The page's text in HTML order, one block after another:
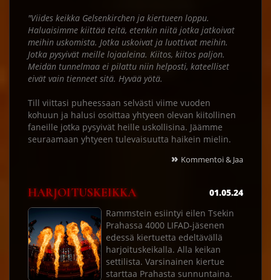
"Viides keikka Gelsenkirchen ja kiertueen loppu.
Haluaisimme kiittää teitä, etenkin niitä jotka jatkoivat
meihin uskomista. Jotka uskoivat ja luottivat meihin.
Jotka pysyivät meille lojaaleina. Kiitos, kiitos paljon.
Meidän tunnelmaa ei pilattu niin helposti, kateelliset
eivät vain tienneet sitä. Hyvää yötä.
Till viittasi puheessaan selvästi viime vuoden
kohuun ja halusi osoittaa yhtyeen olevan kiitollinen
faneille jotka pysyivät heille uskollisina. Jäämme
seuraamaan yhtyeen tulevaisuutta haikein mielin.
» Kommentoi & Jaa
HARJOITUSKEIKKA
01.05.24
Rammstein esiintyi eilen Tsekin
Prahassa 4000 LIFAD-jäsenen
edessä kiertuetta edeltävällä
harjoituskeikalla. Alla keikan
settilista. Varsinainen kiertue
starttaa Prahasta sunnuntaina.